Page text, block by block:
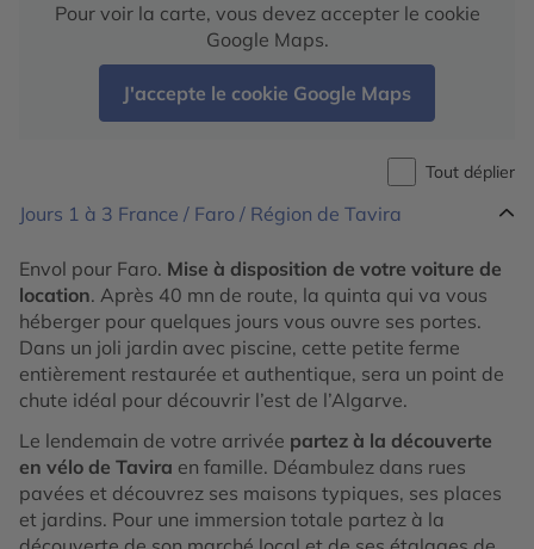
Pour voir la carte, vous devez accepter le cookie
Google Maps.
J'accepte le cookie Google Maps
Tout déplier
Jours 1 à 3 France / Faro / Région de Tavira
Envol pour Faro. Mise à disposition de votre voiture de
location. Après 40 mn de route, la quinta qui va vous
héberger pour quelques jours vous ouvre ses portes.
Dans un joli jardin avec piscine, cette petite ferme
entièrement restaurée et authentique, sera un point de
chute idéal pour découvrir l’est de l’Algarve.
Le lendemain de votre arrivée partez à la découverte
en vélo de Tavira en famille. Déambulez dans rues
pavées et découvrez ses maisons typiques, ses places
et jardins. Pour une immersion totale partez à la